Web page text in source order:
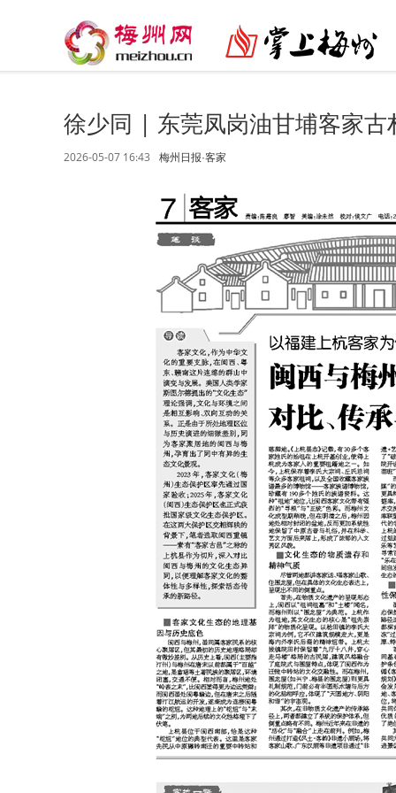
徐少同 | 东莞凤岗油甘埔客家古
2026-05-07 16:43 梅州日报·客家